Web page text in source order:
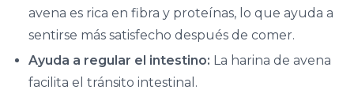
avena es rica en fibra y proteínas, lo que ayuda a
sentirse más satisfecho después de comer.
Ayuda a regular el intestino: La harina de avena
facilita el tránsito intestinal.